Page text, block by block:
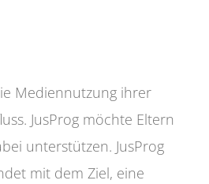
Mediennutzung ihrer
JusProg möchte Eltern
unterstützen. JusProg
mit dem Ziel, eine